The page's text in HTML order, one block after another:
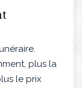
plus la
le prix